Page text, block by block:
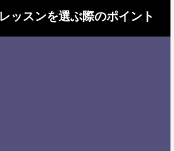
ッスンを選ぶ際のポイント